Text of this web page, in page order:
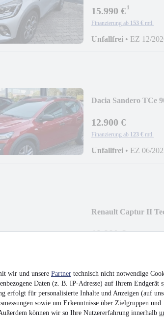
wir und unsere Partner technisch nicht notwendige
Daten (z. B. IP-Adresse) auf Ihrem Endgerät
erfolgt für personalisierte Inhalte und Anzeigen (auf
sowie um Erkenntnisse über Zielgruppen und
können wir so Ihre Nutzererfahrung innerhalb
15.990 €¹
Finanzierung ab 153 € mtl.
Unfallfrei • EZ 12/
Dacia Sandero TCe
12.900 €
Finanzierung ab 123 € mtl.
Unfallfrei • EZ 06/
Renault Captur II
19.880 €